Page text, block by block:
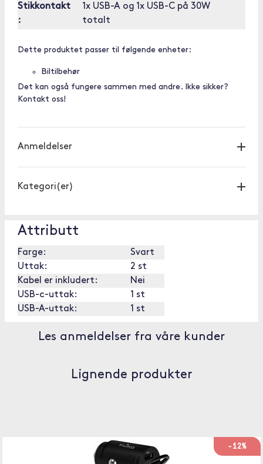
Stikkontakt
:
1x USB-A og 1x USB-C på 30W
totalt
Dette produktet passer til følgende enheter:
Biltilbehør
Det kan også fungere sammen med andre. Ikke sikker?
Kontakt oss!
Anmeldelser
Kategori(er)
Attributt
Farge:
Svart
Uttak:
2 st
Kabel er inkludert:
Nei
USB-c-uttak:
1 st
USB-A-uttak:
1 st
Les anmeldelser fra våre kunder
Lignende produkter
-12%